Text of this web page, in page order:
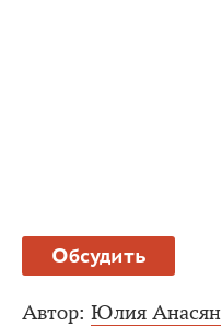
Обсудить
Автор: Юлия Анасян